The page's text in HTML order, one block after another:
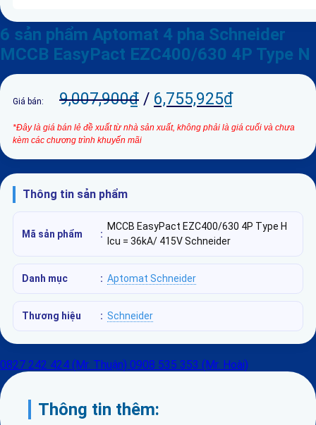
6 sản phẩm Aptomat 4 pha Schneider
MCCB EasyPact EZC400/630 4P Type N
Giá bán: 9,007,900₫ / 6,755,925₫
*Đây là giá bán lẻ đề xuất từ nhà sản xuất, không phải là giá cuối và chưa
kèm các chương trình khuyến mãi
Thông tin sản phẩm
Mã sản phẩm :
MCCB EasyPact EZC400/630 4P Type H
Icu = 36kA/ 415V Schneider
Danh mục : Aptomat Schneider
Thương hiệu : Schneider
0827 242 424 (Mr. Thuận) 0908 535 353 (Mr. Hoài)
Thông tin thêm: